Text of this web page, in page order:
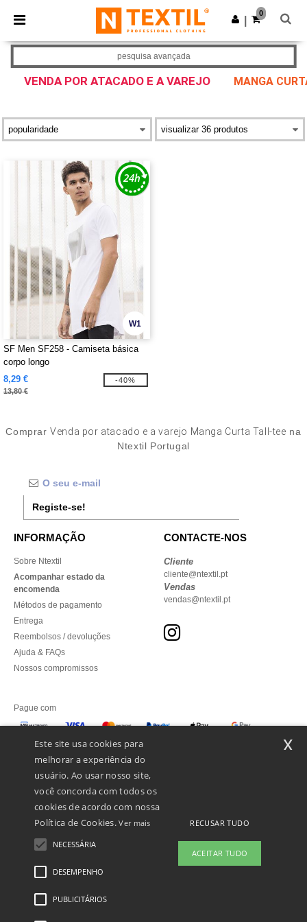
× App Ntextil
Melhores preços na app!
Obter app
0
VENDA POR ATACADO E A VAREJO MANGA
pesquisa avançada
W1
SF Men SF258 - Camiseta básica
corpo longo
8,29 €
13,80 €
-40%
ComprarVenda por atacado e a varejo Manga Curta Tall-tee na
Ntextil Portugal
Registe-se!
INFORMAÇÃO
Sobre Ntextil
Acompanhar estado da
encomenda
Métodos de pagamento
Entrega
Reembolsos / devoluções
Ajuda & FAQs
Nossos compromissos
CONTACTE-NOS
Cliente
cliente@ntextil.pt
Vendas
vendas@ntextil.pt
Pague com
Enviamos com
Menções Legais-Política de Privacidade
Este site usa cookies para
melhorar a experiência do
usuário. Ao usar nosso site,
você concorda com todos os
cookies de acordo com nossa
Política de Cookies.Ver mais
NECESSÁRIA
DESEMPENHO
PUBLICITÁRIOS
RECUSAR TUDO
ACEITAR TUDO
x